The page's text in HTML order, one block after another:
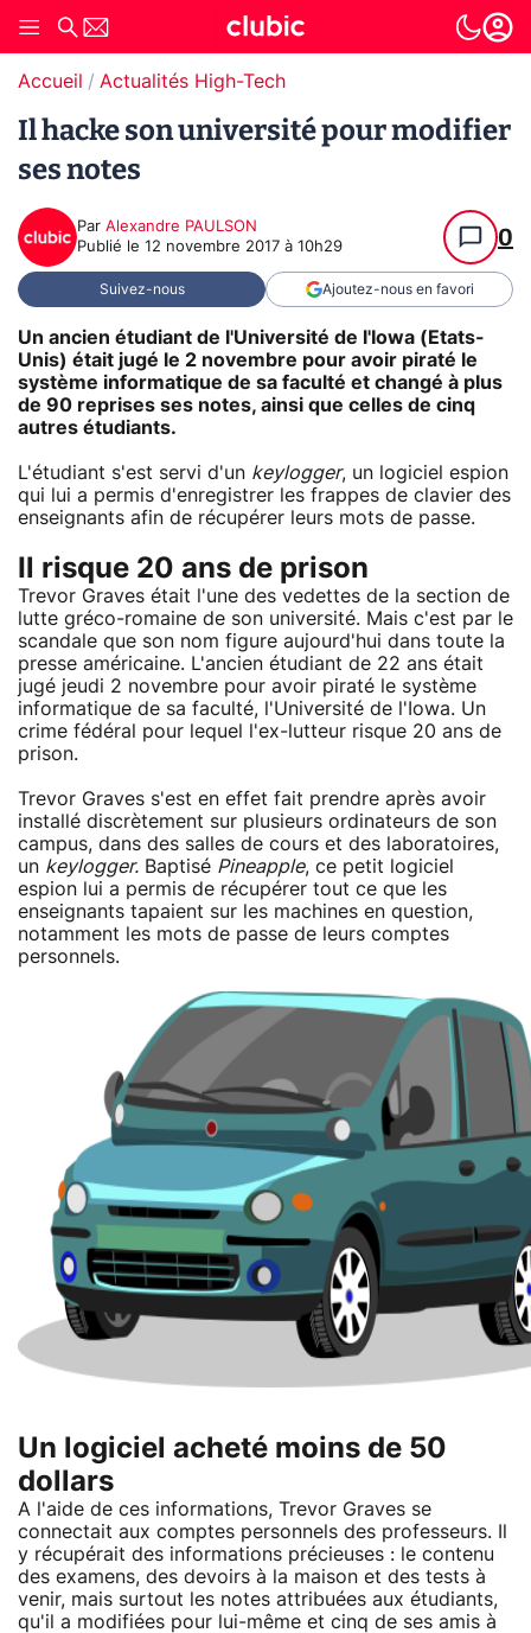
Accueil Actualités High-Tech
Il hacke son université pour modifier
ses notes
Par Alexandre PAULSON
Publié le 12 novembre 2017 à 10h29 0
Suivez-nous Ajoutez-nous en favori
Un ancien étudiant de l'Université de l'Iowa (Etats-
Unis) était jugé le 2 novembre pour avoir piraté le
système informatique de sa faculté et changé à plus
de 90 reprises ses notes, ainsi que celles de cinq
autres étudiants.
L'étudiant s'est servi d'un keylogger, un logiciel espion
qui lui a permis d'enregistrer les frappes de clavier des
enseignants afin de récupérer leurs mots de passe.
Il risque 20 ans de prison
Trevor Graves était l'une des vedettes de la section de
lutte gréco-romaine de son université. Mais c'est par le
scandale que son nom figure aujourd'hui dans toute la
presse américaine. L'ancien étudiant de 22 ans était
jugé jeudi 2 novembre pour avoir piraté le système
informatique de sa faculté, l'Université de l'Iowa. Un
crime fédéral pour lequel l'ex-lutteur risque 20 ans de
prison.
Trevor Graves s'est en effet fait prendre après avoir
installé discrètement sur plusieurs ordinateurs de son
campus, dans des salles de cours et des laboratoires,
un keylogger. Baptisé Pineapple, ce petit logiciel
espion lui a permis de récupérer tout ce que les
enseignants tapaient sur les machines en question,
notamment les mots de passe de leurs comptes
personnels.
Un logiciel acheté moins de 50
dollars
A l'aide de ces informations, Trevor Graves se
connectait aux comptes personnels des professeurs. Il
y récupérait des informations précieuses : le contenu
des examens, des devoirs à la maison et des tests à
venir, mais surtout les notes attribuées aux étudiants,
qu'il a modifiées pour lui-même et cinq de ses amis à